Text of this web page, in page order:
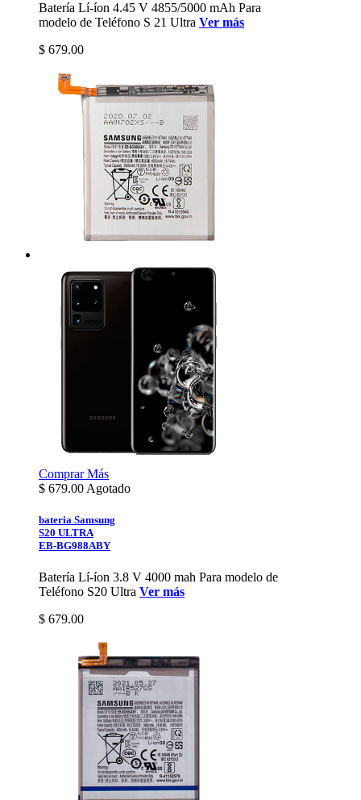
Batería Lí-íon 4.45 V 4855/5000 mAh Para
modelo de Teléfono S 21 Ultra Ver más
$ 679.00
ComprarMás
$ 679.00 Agotado
bateria Samsung
S20 ULTRA
EB-BG988ABY
Batería Lí-íon 3.8 V 4000 mah Para modelo de
Teléfono S20 Ultra Ver más
$ 679.00